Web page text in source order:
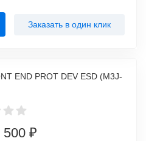
Заказать в один клик
END PROT DEV ESD (M3J-
₽